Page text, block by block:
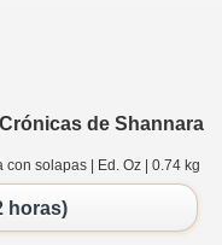
de Shannara
solapas | Ed. Oz | 0.74 kg
horas)